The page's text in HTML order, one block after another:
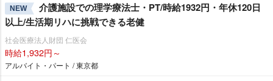
NEW
介護施設での理学療法士・PT/時給1932円・年休120日
以上/生活期リハに挑戦できる老健
社会医療法人財団 仁医会
時給1,932円～
アルバイト・パート / 東京都